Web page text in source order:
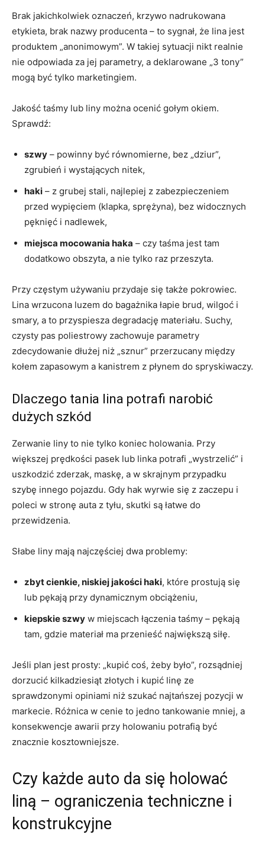
Brak jakichkolwiek oznaczeń, krzywo nadrukowana
etykieta, brak nazwy producenta – to sygnał, że lina jest
produktem „anonimowym”. W takiej sytuacji nikt realnie
nie odpowiada za jej parametry, a deklarowane „3 tony”
mogą być tylko marketingiem.
Jakość taśmy lub liny można ocenić gołym okiem.
Sprawdź:
szwy – powinny być równomierne, bez „dziur”,
zgrubień i wystających nitek,
haki – z grubej stali, najlepiej z zabezpieczeniem
przed wypięciem (klapka, sprężyna), bez widocznych
pęknięć i nadlewek,
miejsca mocowania haka – czy taśma jest tam
dodatkowo obszyta, a nie tylko raz przeszyta.
Przy częstym używaniu przydaje się także pokrowiec.
Lina wrzucona luzem do bagażnika łapie brud, wilgoć i
smary, a to przyspiesza degradację materiału. Suchy,
czysty pas poliestrowy zachowuje parametry
zdecydowanie dłużej niż „sznur” przerzucany między
kołem zapasowym a kanistrem z płynem do spryskiwaczy.
Dlaczego tania lina potrafi narobić
dużych szkód
Zerwanie liny to nie tylko koniec holowania. Przy
większej prędkości pasek lub linka potrafi „wystrzelić” i
uszkodzić zderzak, maskę, a w skrajnym przypadku
szybę innego pojazdu. Gdy hak wyrwie się z zaczepu i
poleci w stronę auta z tyłu, skutki są łatwe do
przewidzenia.
Słabe liny mają najczęściej dwa problemy:
zbyt cienkie, niskiej jakości haki, które prostują się
lub pękają przy dynamicznym obciążeniu,
kiepskie szwy w miejscach łączenia taśmy – pękają
tam, gdzie materiał ma przenieść największą siłę.
Jeśli plan jest prosty: „kupić coś, żeby było”, rozsądniej
dorzucić kilkadziesiąt złotych i kupić linę ze
sprawdzonymi opiniami niż szukać najtańszej pozycji w
markecie. Różnica w cenie to jedno tankowanie mniej, a
konsekwencje awarii przy holowaniu potrafią być
znacznie kosztowniejsze.
Czy każde auto da się holować
liną – ograniczenia techniczne i
konstrukcyjne